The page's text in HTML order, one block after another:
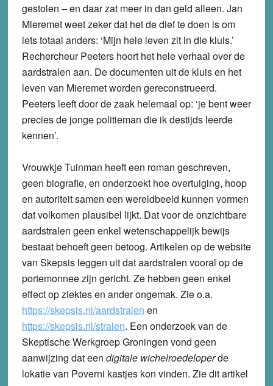
gestolen – en daar zat meer in dan geld alleen. Jan
Mieremet weet zeker dat het de dief te doen is om
iets totaal anders: ‘Mijn hele leven zit in die kluis.’
Rechercheur Peeters hoort het hele verhaal over de
aardstralen aan. De documenten uit de kluis en het
leven van Mieremet worden gereconstrueerd.
Peeters leeft door de zaak helemaal op: ‘je bent weer
precies de jonge politieman die ik destijds leerde
kennen’.
Vrouwkje Tuinman heeft een roman geschreven,
geen biografie, en onderzoekt hoe overtuiging, hoop
en autoriteit samen een wereldbeeld kunnen vormen
dat volkomen plausibel lijkt. Dat voor de onzichtbare
aardstralen geen enkel wetenschappelijk bewijs
bestaat behoeft geen betoog. Artikelen op de website
van Skepsis leggen uit dat aardstralen vooral op de
portemonnee zijn gericht. Ze hebben geen enkel
effect op ziektes en ander ongemak. Zie o.a.
https://skepsis.nl/aardstralen en
https://skepsis.nl/stralen. Een onderzoek van de
Skeptische Werkgroep Groningen vond geen
aanwijzing dat een digitale wichelroedeloperde
lokatie van Poverni kastjes kon vinden. Zie dit artikel